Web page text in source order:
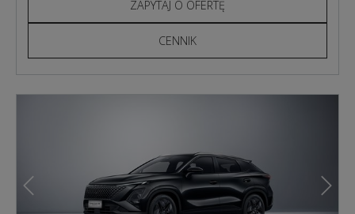
ZAPYTAJ O OFERTĘ
CENNIK
Poprzedni